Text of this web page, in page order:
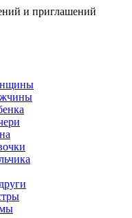
и приглашений